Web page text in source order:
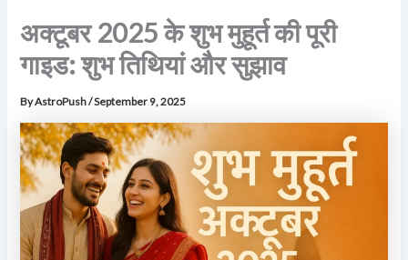
अक्टूबर 2025 के शुभ मुहूर्त की पूरी
गाइड: शुभ तिथियां और सुझाव
ByAstroPush/September 9, 2025